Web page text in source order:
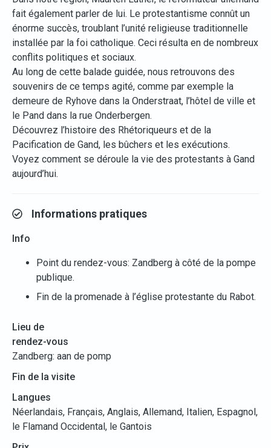
fait également parler de lui. Le protestantisme connût un
énorme succès, troublant l’unité religieuse traditionnelle
installée par la foi catholique. Ceci résulta en de nombreux
conflits politiques et sociaux.
Au long de cette balade guidée, nous retrouvons des
souvenirs de ce temps agité, comme par exemple la
demeure de Ryhove dans la Onderstraat, l’hôtel de ville et
le Pand dans la rue Onderbergen.
Découvrez l’histoire des Rhétoriqueurs et de la
Pacification de Gand, les bûchers et les exécutions.
Voyez comment se déroule la vie des protestants à Gand
aujourd’hui.
Informations pratiques
Info
Point du rendez-vous: Zandberg à côté de la pompe
publique.
Fin de la promenade à l’église protestante du Rabot.
Lieu de
rendez-vous
Zandberg: aan de pomp
Fin de la visite
Langues
Néerlandais, Français, Anglais, Allemand, Italien, Espagnol,
le Flamand Occidental, le Gantois